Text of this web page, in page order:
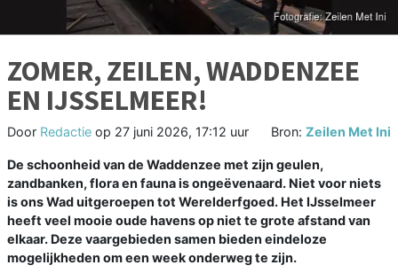
ZOMER, ZEILEN, WADDENZEE
EN IJSSELMEER!
Door Redactie op 27 juni 2026, 17:12 uur Bron: Zeilen Met Ini
De schoonheid van de Waddenzee met zijn geulen,
zandbanken, flora en fauna is ongeëvenaard. Niet voor niets
is ons Wad uitgeroepen tot Werelderfgoed. Het IJsselmeer
heeft veel mooie oude havens op niet te grote afstand van
elkaar. Deze vaargebieden samen bieden eindeloze
mogelijkheden om een week onderweg te zijn.